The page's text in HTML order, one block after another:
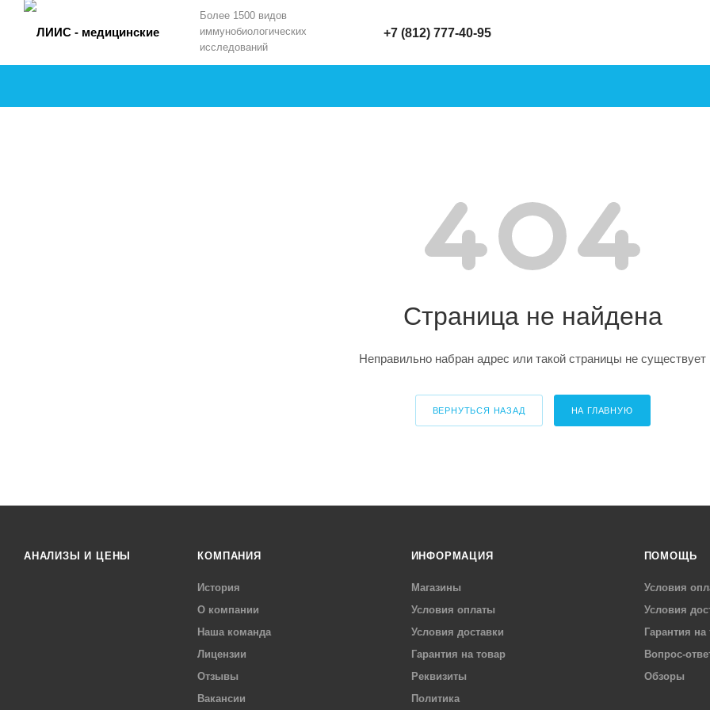
Более 1500 видов
иммунобиологических
исследований
+7 (812) 777-40-95
Страница не найдена
Неправильно набран адрес или такой страницы не существует
ВЕРНУТЬСЯ НАЗАД НА ГЛАВНУЮ
АНАЛИЗЫ И ЦЕНЫ КОМПАНИЯ
История
О компании
Наша команда
Лицензии
Отзывы
Вакансии
ИНФОРМАЦИЯ
Магазины
Условия оплаты
Условия доставки
Гарантия на товар
Реквизиты
Политика
ПОМОЩЬ
Условия
Условия
Гарантия на
Вопрос-
Обзоры